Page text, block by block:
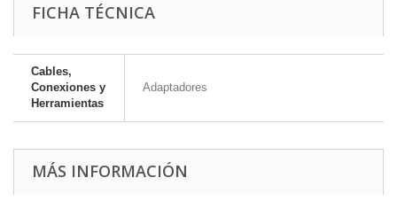
FICHA TÉCNICA
Cables,
Conexiones y
Herramientas
Adaptadores
MÁS INFORMACIÓN